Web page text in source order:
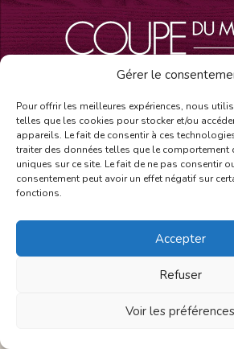
Gérer le
Pour offrir les meilleures expériences, nous
telles que les cookies pour stocker et/ou
appareils. Le fait de consentir à ces
traiter des données telles que le comportement
uniques sur ce site. Le fait de ne pas consentir
consentement peut avoir un effet négatif sur
fonctions.
Accepter
Refuser
Voir les préférences